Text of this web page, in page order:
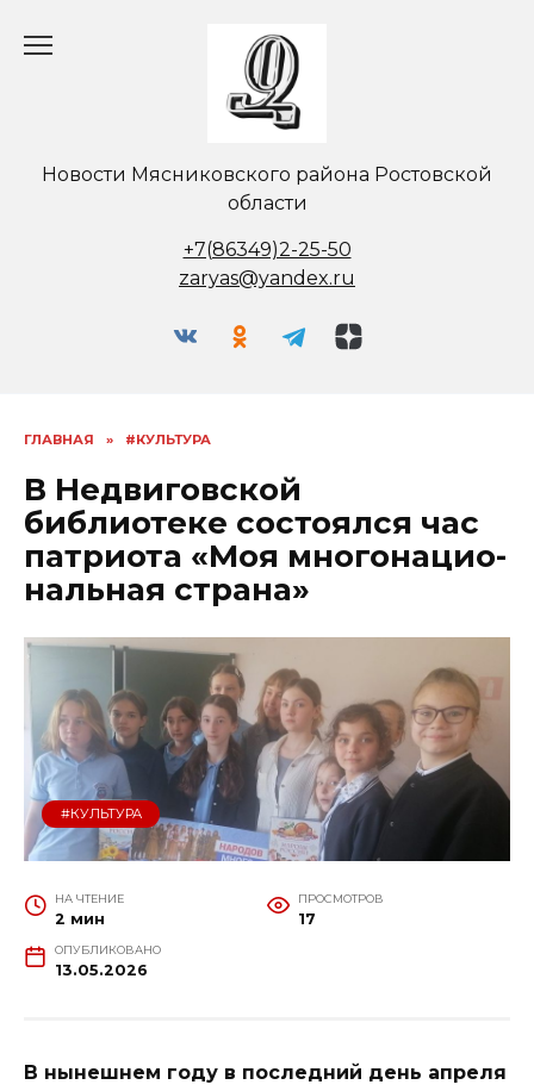
Новости Мясниковского района Ростовской
области
+7(86349)2-25-50
zaryas@yandex.ru
ГЛАВНАЯ » #КУЛЬТУРА
В Недвиговской
библиотеке состоялся час
патриота «Моя многонацио­
нальная страна»
#КУЛЬТУРА
НА ЧТЕНИЕ
2 мин
ПРОСМОТРОВ
17
ОПУБЛИКОВАНО
13.05.2026
В нынешнем году в пос­ледний день апреля